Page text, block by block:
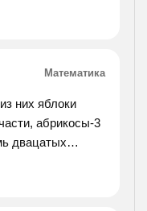
Математика
них яблоки
абрикосы-3
двацатых